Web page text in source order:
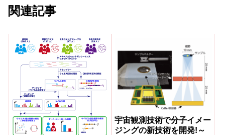
関連記事
宇宙観測技術で分子イメー
ジングの新技術を開発!～